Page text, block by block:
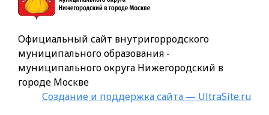
Официальный сайт внутригорродского
муниципального образования -
муниципального округа Нижегородский в
городе Москве
Создание и поддержка сайта — UltraSite.ru